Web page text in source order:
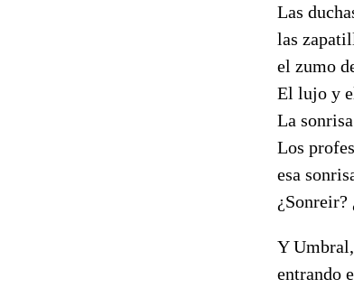
Las
las
el zumo
El lujo y
La
Los
esa
¿Sonreir?
Y
entrando